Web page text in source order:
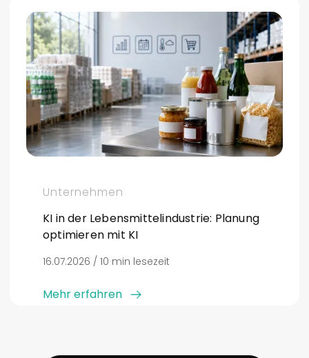
Unternehmen
KI in der Lebensmittelindustrie: Planung
optimieren mit KI
16.07.2026 / 10 min lesezeit
Mehr erfahren